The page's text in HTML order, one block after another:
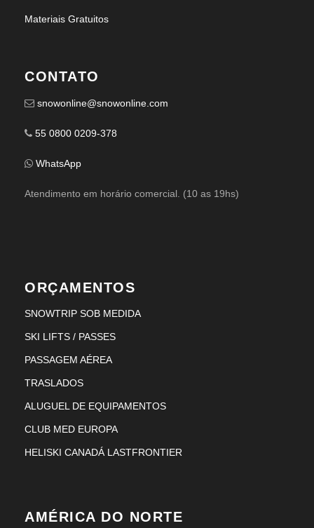
Materiais Gratuitos
CONTATO
snowonline@snowonline.com
55 0800 0209-378
WhatsApp
Atendimento em horário comercial. (10 as 19hs)
ORÇAMENTOS
SNOWTRIP SOB MEDIDA
SKI LIFTS / PASSES
PASSAGEM AÉREA
TRASLADOS
ALUGUEL DE EQUIPAMENTOS
CLUB MED EUROPA
HELISKI CANADÁ LASTFRONTIER
AMÉRICA DO NORTE